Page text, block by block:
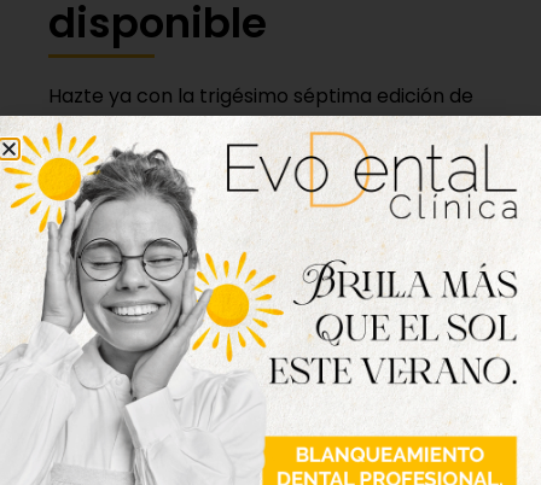
disponible
Hazte ya con la trigésimo séptima edición de
la revista Tordesillas al día. Haz clic sobre la
imagen para verla online.